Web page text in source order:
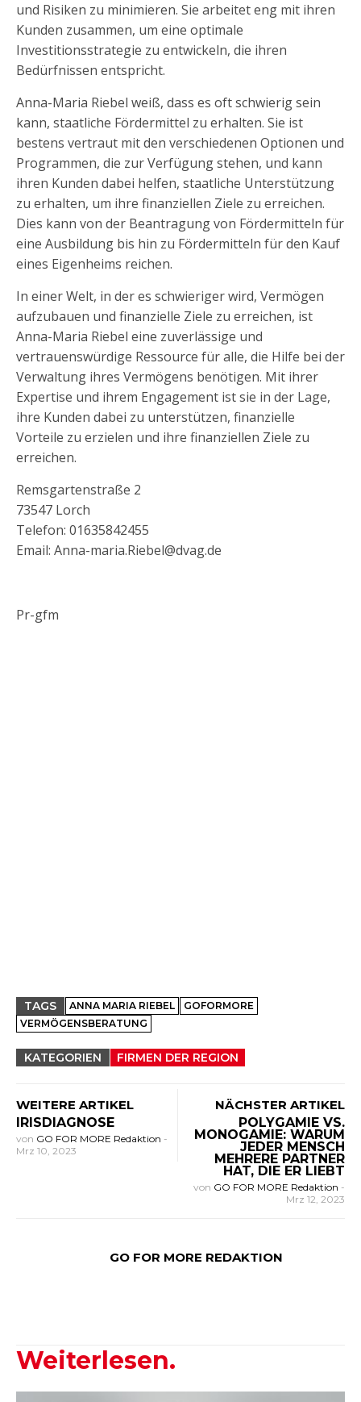
und Risiken zu minimieren. Sie arbeitet eng mit ihren
Kunden zusammen, um eine optimale
Investitionsstrategie zu entwickeln, die ihren
Bedürfnissen entspricht.
Anna-Maria Riebel weiß, dass es oft schwierig sein
kann, staatliche Fördermittel zu erhalten. Sie ist
bestens vertraut mit den verschiedenen Optionen und
Programmen, die zur Verfügung stehen, und kann
ihren Kunden dabei helfen, staatliche Unterstützung
zu erhalten, um ihre finanziellen Ziele zu erreichen.
Dies kann von der Beantragung von Fördermitteln für
eine Ausbildung bis hin zu Fördermitteln für den Kauf
eines Eigenheims reichen.
In einer Welt, in der es schwieriger wird, Vermögen
aufzubauen und finanzielle Ziele zu erreichen, ist
Anna-Maria Riebel eine zuverlässige und
vertrauenswürdige Ressource für alle, die Hilfe bei der
Verwaltung ihres Vermögens benötigen. Mit ihrer
Expertise und ihrem Engagement ist sie in der Lage,
ihre Kunden dabei zu unterstützen, finanzielle
Vorteile zu erzielen und ihre finanziellen Ziele zu
erreichen.
Remsgartenstraße 2
73547 Lorch
Telefon: 01635842455
Email: Anna-maria.Riebel@dvag.de
Pr-gfm
TAGS ANNA MARIA RIEBEL
GOFORMORE
VERMÖGENSBERATUNG
KATEGORIEN FIRMEN DER REGION
WEITERE ARTIKEL
IRISDIAGNOSE
von GO FOR MORE Redaktion -
Mrz 10, 2023
NÄCHSTER ARTIKEL
POLYGAMIE VS.
MONOGAMIE: WARUM
JEDER MENSCH
MEHRERE PARTNER
HAT, DIE ER LIEBT
von GO FOR MORE Redaktion -
Mrz 12, 2023
GO FOR MORE REDAKTION
Weiterlesen.